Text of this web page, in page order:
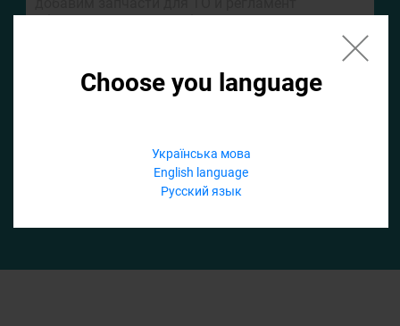
Choose you language
Українська мова
English language
Русский язык
Если не заполнить по умолчанию найдем список для ТО